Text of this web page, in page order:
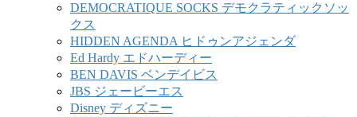
DEMOCRATIQUE SOCKS デモクラティックソッ
クス
HIDDEN AGENDA ヒドゥンアジェンダ
Ed Hardy エドハーディー
BEN DAVIS ベンデイビス
JBS ジェービーエス
Disney ディズニー